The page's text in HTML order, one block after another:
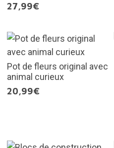
27,99€
Pot de fleurs original avec
animal curieux
20,99€